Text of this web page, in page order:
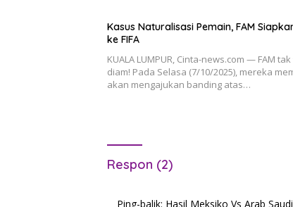
Kasus Naturalisasi Pemain, FAM
ke FIFA
KUALA LUMPUR, Cinta-news.com — FAM
diam! Pada Selasa (7/10/2025), mereka
akan mengajukan banding atas…
Respon (2)
Ping-balik: Hasil Meksiko Vs Arab